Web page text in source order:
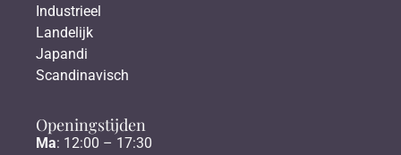
Industrieel
Landelijk
Japandi
Scandinavisch
Openingstijden
Ma: 12:00 – 17:30